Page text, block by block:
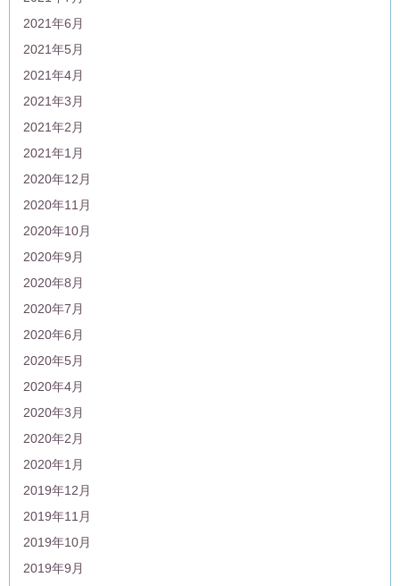
2021年6月
2021年5月
2021年4月
2021年3月
2021年2月
2021年1月
2020年12月
2020年11月
2020年10月
2020年9月
2020年8月
2020年7月
2020年6月
2020年5月
2020年4月
2020年3月
2020年2月
2020年1月
2019年12月
2019年11月
2019年10月
2019年9月